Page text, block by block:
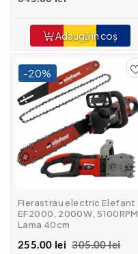
Adaugă în coș
-20%
Fierastrau electric Elefant
EF2000, 2000W, 5100RPM,
Lama 40cm
255.00 lei 305.00 lei